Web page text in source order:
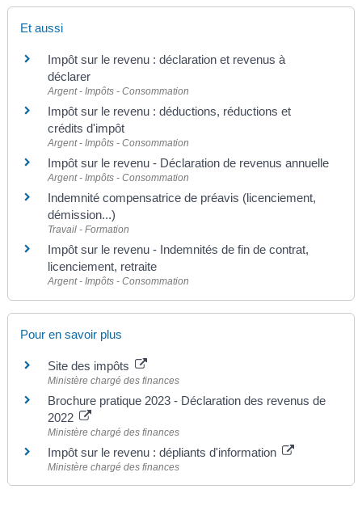
Et aussi
Impôt sur le revenu : déclaration et revenus à
déclarer
Argent - Impôts - Consommation
Impôt sur le revenu : déductions, réductions et
crédits d'impôt
Argent - Impôts - Consommation
Impôt sur le revenu - Déclaration de revenus annuelle
Argent - Impôts - Consommation
Indemnité compensatrice de préavis (licenciement,
démission...)
Travail - Formation
Impôt sur le revenu - Indemnités de fin de contrat,
licenciement, retraite
Argent - Impôts - Consommation
Pour en savoir plus
Site des impôts
Ministère chargé des finances
Brochure pratique 2023 - Déclaration des revenus de
2022
Ministère chargé des finances
Impôt sur le revenu : dépliants d'information
Ministère chargé des finances